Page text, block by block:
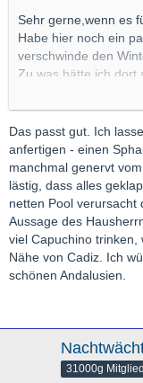
Sehr gerne,wenn es
Habe hier noch ein
verschwinde den
Zu was hätte ich dort
Habe echt keinen
Gerne PN erwünscht.
Gruß
Nachtwächter
Das passt gut. Ich
anfertigen - einen
manchmal genervt
lästig, dass alles
netten Pool verursacht
Aussage des
viel Capuchino
Nähe von Cadiz. Ich
schönen Andalusien.
31000g Mitglied